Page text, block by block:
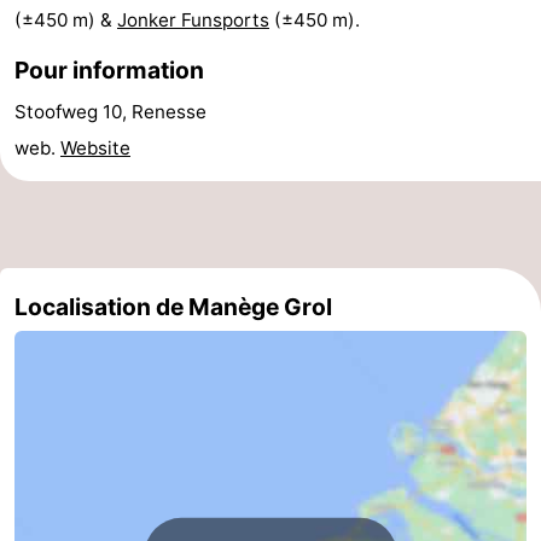
de
-
Terrains
-
jeux
Parcours
Centres
(±450 m) & Jonker Funsports (±450 m).
Pour information
Stoofweg 10, Renesse
web. Website
Localisation de Manège Grol